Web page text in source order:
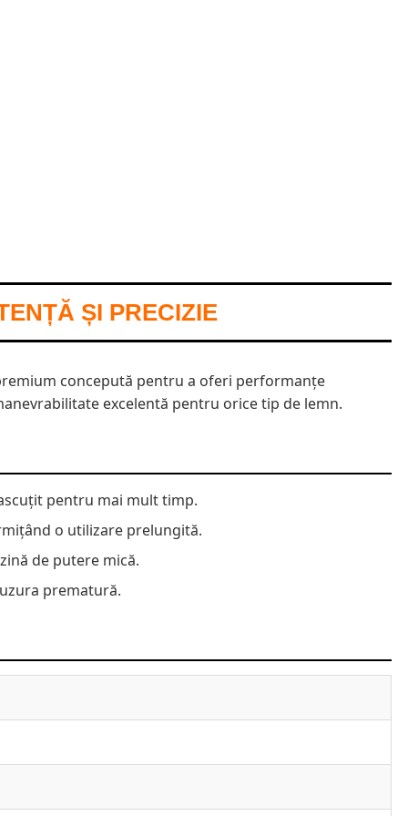
ȘI PRECIZIE
concepută pentru a oferi performanțe
excelentă pentru orice tip de lemn.
pentru mai mult timp.
o utilizare prelungită.
de putere mică.
prematură.